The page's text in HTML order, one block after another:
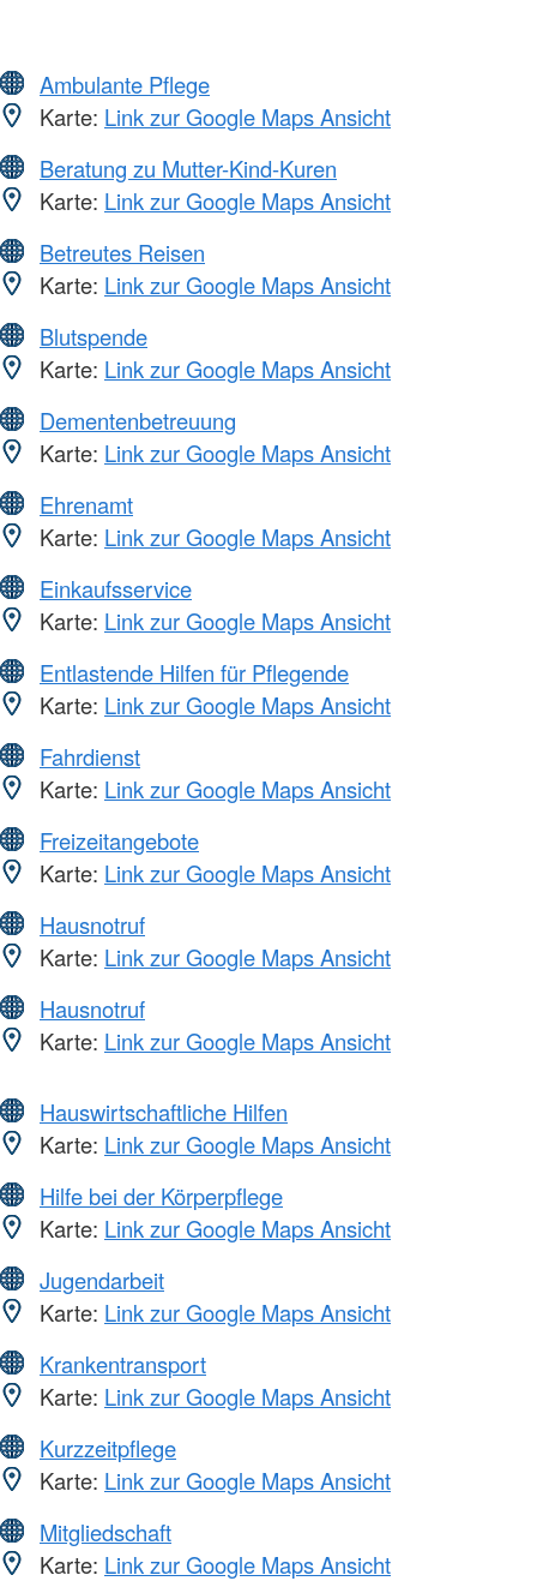
Ambulante Pflege
Karte: Link zur Google Maps Ansicht
Beratung zu Mutter-Kind-Kuren
Karte: Link zur Google Maps Ansicht
Betreutes Reisen
Karte: Link zur Google Maps Ansicht
Blutspende
Karte: Link zur Google Maps Ansicht
Dementenbetreuung
Karte: Link zur Google Maps Ansicht
Ehrenamt
Karte: Link zur Google Maps Ansicht
Einkaufsservice
Karte: Link zur Google Maps Ansicht
Entlastende Hilfen für Pflegende
Karte: Link zur Google Maps Ansicht
Fahrdienst
Karte: Link zur Google Maps Ansicht
Freizeitangebote
Karte: Link zur Google Maps Ansicht
Hausnotruf
Karte: Link zur Google Maps Ansicht
Hausnotruf
Karte: Link zur Google Maps Ansicht
Hauswirtschaftliche Hilfen
Karte: Link zur Google Maps Ansicht
Hilfe bei der Körperpflege
Karte: Link zur Google Maps Ansicht
Jugendarbeit
Karte: Link zur Google Maps Ansicht
Krankentransport
Karte: Link zur Google Maps Ansicht
Kurzzeitpflege
Karte: Link zur Google Maps Ansicht
Mitgliedschaft
Karte: Link zur Google Maps Ansicht